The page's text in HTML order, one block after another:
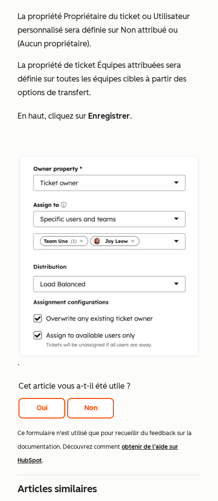
La propriété Propriétaire du ticket ou Utilisateur
personnalisé sera définie sur Non attribué ou
(Aucun propriétaire).
La propriété de ticket Équipes attribuées sera
définie sur toutes les équipes cibles à partir des
options de transfert.
En haut, cliquez sur Enregistrer.
.
Cet article vous a-t-il été utile ?
Oui Non
Ce formulaire n'est utilisé que pour recueillir du feedback sur la
documentation. Découvrez comment obtenir de l'aide sur
HubSpot.
Articles similaires